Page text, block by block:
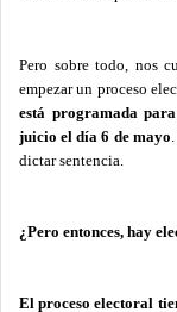
Pero sobre todo, nos
empezar un proceso
está programada
juicio el día 6 de mayo
dictar sentencia.
¿Pero entonces, hay
El proceso electoral